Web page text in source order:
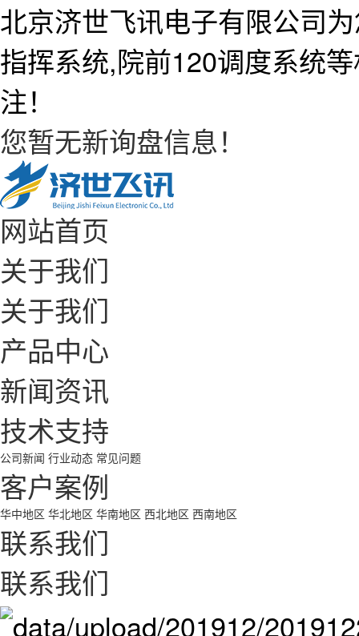
北京济世飞讯电子有限公司
指挥系统,院前120调度系统
注！
您暂无新询盘信息！
网站首页
关于我们
关于我们
产品中心
新闻资讯
技术支持
公司新闻 行业动态 常见问题
客户案例
华中地区 华北地区 华南地区 西北地区 西南地区
联系我们
联系我们